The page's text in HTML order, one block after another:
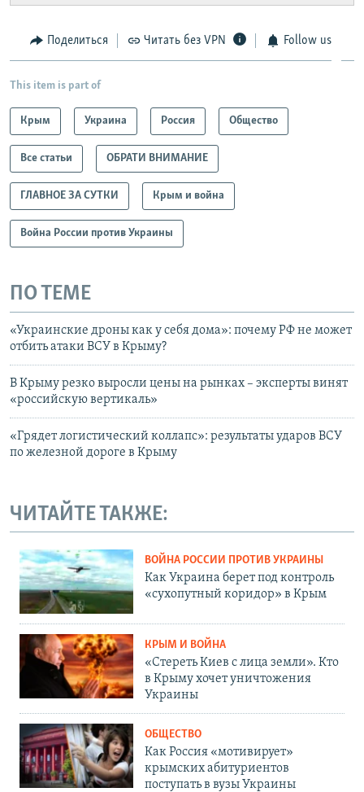
установить VPN
Поделиться Читать без VPN Follow us
This item is part of
Крым Украина Россия Общество
Все статьи ОБРАТИ ВНИМАНИЕ
ГЛАВНОЕ ЗА СУТКИ Крым и война
Война России против Украины
ПО ТЕМЕ
«Украинские дроны как у себя дома»: почему РФ не может
отбить атаки ВСУ в Крыму?
В Крыму резко выросли цены на рынках – эксперты винят
«российскую вертикаль»
«Грядет логистический коллапс»: результаты ударов ВСУ
по железной дороге в Крыму
ЧИТАЙТЕ ТАКЖЕ:
ВОЙНА РОССИИ ПРОТИВ УКРАИНЫ
Как Украина берет под контроль
«сухопутный коридор» в Крым
КРЫМ И ВОЙНА
«Стереть Киев с лица земли». Кто
в Крыму хочет уничтожения
Украины
ОБЩЕСТВО
Как Россия «мотивирует»
крымских абитуриентов
поступать в вузы Украины